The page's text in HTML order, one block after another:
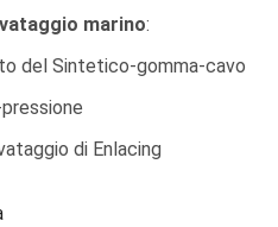
marino:
del Sintetico-gomma-cavo
di Enlacing